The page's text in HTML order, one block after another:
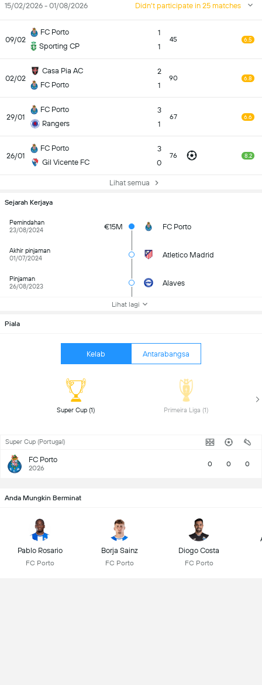
15/02/2026 - 01/08/2026 Didn't participate in 25 matches
09/02
FC Porto
Sporting CP
1
1
45 6.5
02/02
Casa Pia AC
FC Porto
2
1
90 6.8
29/01
FC Porto
Rangers
3
1
67 6.6
26/01
FC Porto
Gil Vicente FC
3
0
76 8.2
Lihat semua
Sejarah Kerjaya
Pemindahan
23/08/2024
€15M FC Porto
Akhir pinjaman
01/07/2024
Atletico Madrid
Pinjaman
26/08/2023
Alaves
Lihat lagi
Piala
Kelab Antarabangsa
Super Cup (Portugal)
FC Porto
2026 0 0 0
Anda Mungkin Berminat
Pablo Rosario
FC Porto
Borja Sainz
FC Porto
Diogo Costa
FC Porto